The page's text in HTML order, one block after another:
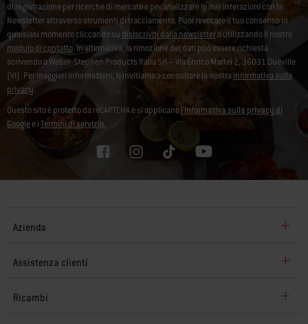
di registrazione per ricerche di mercato e per analizzare le mie interazioni con la
Newsletter attraverso strumenti di tracciamento. Puoi revocare il tuo consenso in
qualsiasi momento cliccando su disiscriviti dalla newslettero utilizzando il nostro
modulo di contatto. In alternativa, la rimozione dei dati può essere richiesta
scrivendo a Weber-Stephen Products Italia Srl – Via Enrico Mattei 2, 36031 Dueville
(VI). Per maggiori informazioni, ti invitiamo a consultare la nostra informativa sulla
privacy.
Questo sito è protetto da reCAPTCHA e si applicanol'Informativa sulla privacy di
Googlee iTermini di servizio.
Azienda
Assistenza clienti
Ricambi